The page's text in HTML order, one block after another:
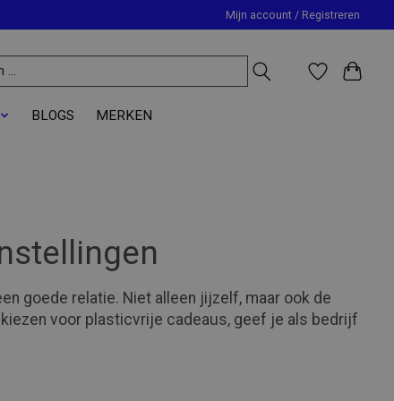
Mijn account / Registreren
BLOGS MERKEN
goede relatie. Niet alleen jijzelf, maar ook de
voor plasticvrije cadeaus, geef je als bedrijf